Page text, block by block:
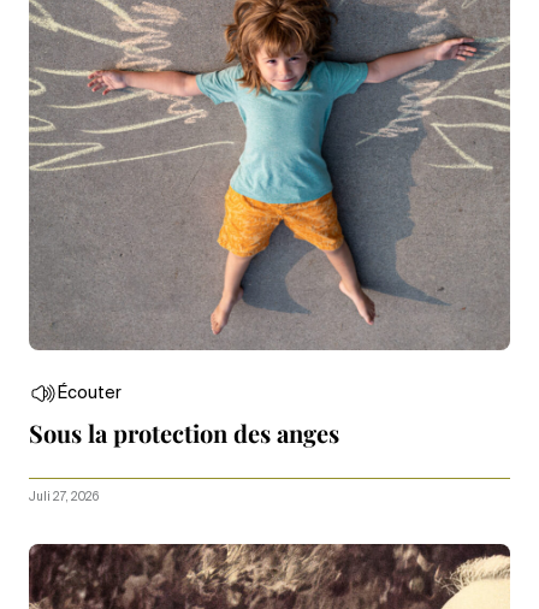
Écouter
Sous la protection des anges
Juli 27, 2026